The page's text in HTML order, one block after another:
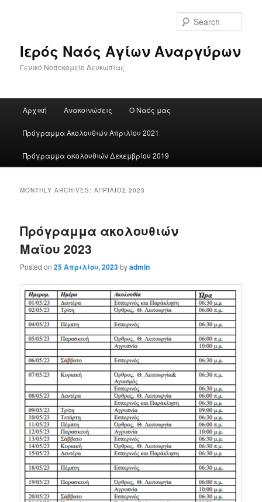
Ιερός Ναός Αγίων Αναργύρων
Γενικό Νοσοκομείο Λευκωσίας
Αρχική Ανακοινώσεις Ο Ναός μας
Πρόγραμμα Ακολουθιών Απριλίου 2021
Πρόγραμμα ακολουθιών Δεκεμβρίου 2019
MONTHLY ARCHIVES:ΑΠΡΊΛΙΟΣ 2023
Πρόγραμμα ακολουθιών
Μαϊου 2023
Posted on25 Απριλίου, 2023byadmin